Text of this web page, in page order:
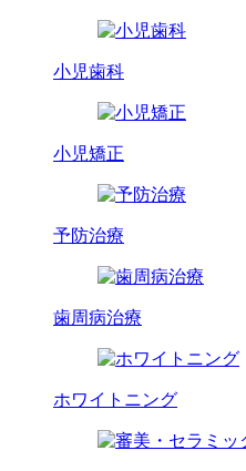
小児歯科
小児矯正
予防治療
歯周病治療
ホワイトニング